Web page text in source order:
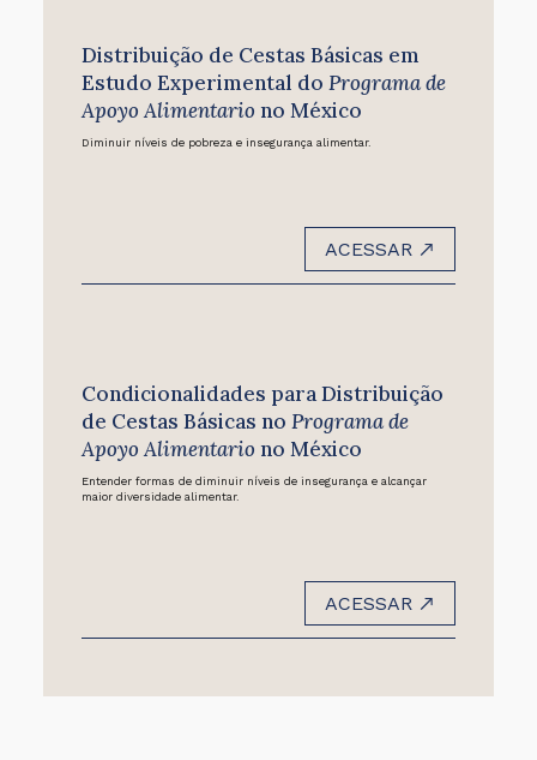
Distribuição de Cestas Básicas em
Estudo Experimental do Programa de
Apoyo Alimentario no México
Diminuir níveis de pobreza e insegurança alimentar.
ACESSAR
Condicionalidades para Distribuição
de Cestas Básicas no Programa de
Apoyo Alimentario no México
Entender formas de diminuir níveis de insegurança e alcançar
maior diversidade alimentar.
ACESSAR